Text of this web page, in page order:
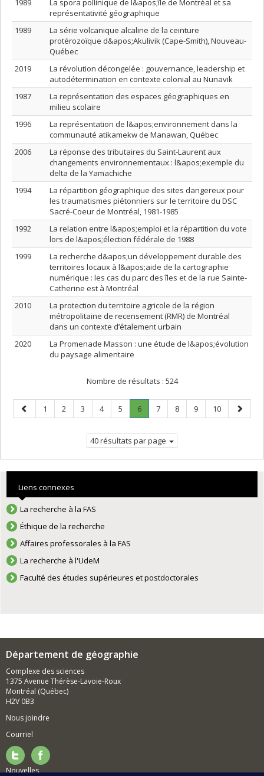
1989
La spora pollinique de l&apos;île de Montréal et sa
représentativité géographique
1989
La série volcanique alcaline de la ceinture
protérozoïque d&apos;Akulivik (Cape-Smith), Nouveau-
Québec
2019
La révolution décongelée : gouvernance, leadership et
autodétermination en contexte colonial au Nunavik
1987
La représentation des espaces géographiques en
milieu scolaire
1996
La représentation de l&apos;environnement dans la
communauté atikamekw de Manawan, Québec
2006
La réponse des tributaires du Saint-Laurent aux
changements environnementaux : l&apos;exemple du
delta de la Yamachiche
1994
La répartition géographique des sites dangereux pour
les traumatismes piétonniers sur le territoire du DSC
Sacré-Coeur de Montréal, 1981-1985
1992
La relation entre l&apos;emploi et la répartition du vote
lors de l&apos;élection fédérale de 1988
1999
La recherche d&apos;un développement durable des
territoires locaux à l&apos;aide de la cartographie
numérique : les cas du parc des îles et de la rue Sainte-
Catherine est à Montréal
2010
La protection du territoire agricole de la région
métropolitaine de recensement (RMR) de Montréal
dans un contexte d’étalement urbain
2020
La Promenade Masson : une étude de l&apos;évolution
du paysage alimentaire
Nombre de résultats : 524
Page
précédente
Page
1 Page
2 Page
3 Page
4 Page
5 Page
6.
Page
Page
7 Page
8 Page
9 Page
10
Page
40 résultats par page
Liens connexes
La recherche à la FAS
Éthique de la recherche
Affaires professorales à la FAS
La recherche à l'UdeM
Faculté des études supérieures et postdoctorales
Département de géographie
Complexe des sciences
1375 Avenue Thérèse-Lavoie-Roux
Montréal (Québec)
H2V 0B3
Nous joindre
Courriel
Nouvelles